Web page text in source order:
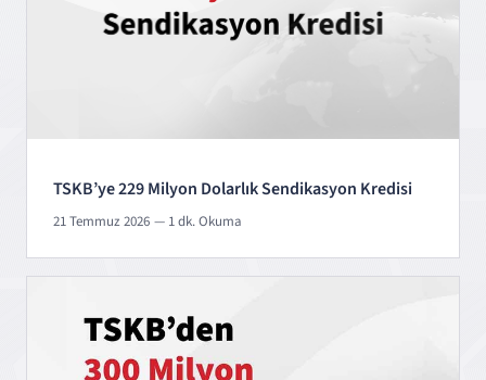
TSKB’ye 229 Milyon Dolarlık Sendikasyon Kredisi
21 Temmuz 2026 — 1 dk. Okuma